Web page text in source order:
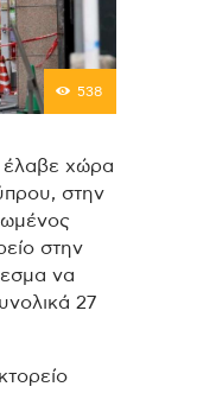
538
έλαβε χώρα
στην
στην
να
27